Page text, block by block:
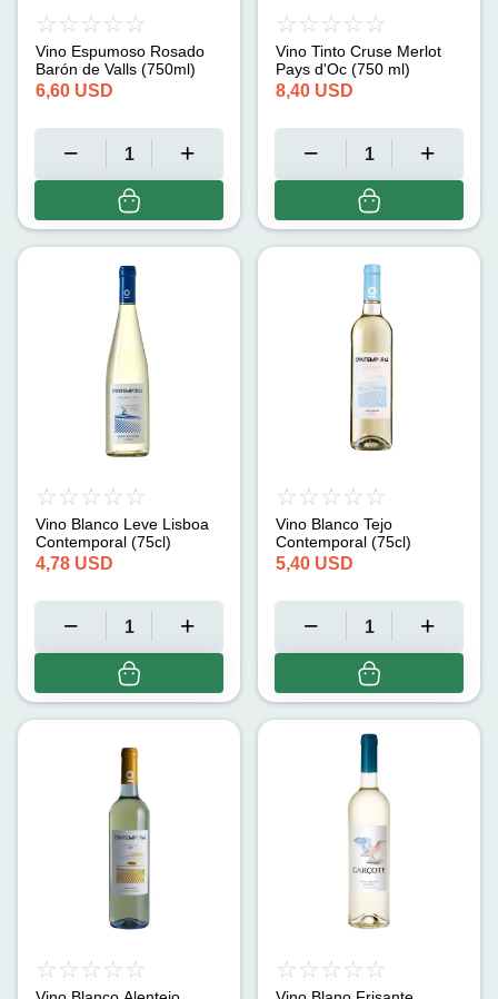
Vino Espumoso Rosado
Barón de Valls (750ml)
6,60 USD
Vino Tinto Cruse Merlot
Pays d'Oc (750 ml)
8,40 USD
Vino Blanco Leve Lisboa
Contemporal (75cl)
4,78 USD
Vino Blanco Tejo
Contemporal (75cl)
5,40 USD